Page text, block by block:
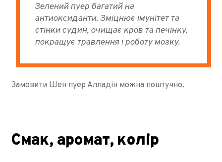
Зелений пуер багатий на
антиоксиданти. Зміцнює імунітет та
стінки судин, очищає кров та печінку,
покращує травлення і роботу мозку.
Замовити Шен пуер Алладін можна поштучно.
Смак, аромат, колір